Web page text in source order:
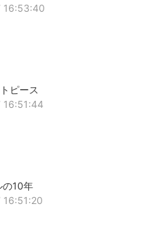
16:53:40
ピース
の10年